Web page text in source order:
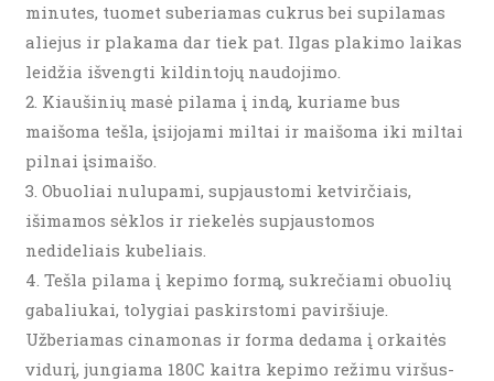
minutes, tuomet suberiamas cukrus bei supilamas
aliejus ir plakama dar tiek pat. Ilgas plakimo laikas
leidžia išvengti kildintojų naudojimo.
Kiaušinių masė pilama į indą, kuriame bus
maišoma tešla, įsijojami miltai ir maišoma iki miltai
pilnai įsimaišo.
Obuoliai nulupami, supjaustomi ketvirčiais,
išimamos sėklos ir riekelės supjaustomos
nedideliais kubeliais.
Tešla pilama į kepimo formą, sukrečiami obuolių
gabaliukai, tolygiai paskirstomi paviršiuje.
Užberiamas cinamonas ir forma dedama į orkaitės
vidurį, jungiama 180C kaitra kepimo režimu viršus-